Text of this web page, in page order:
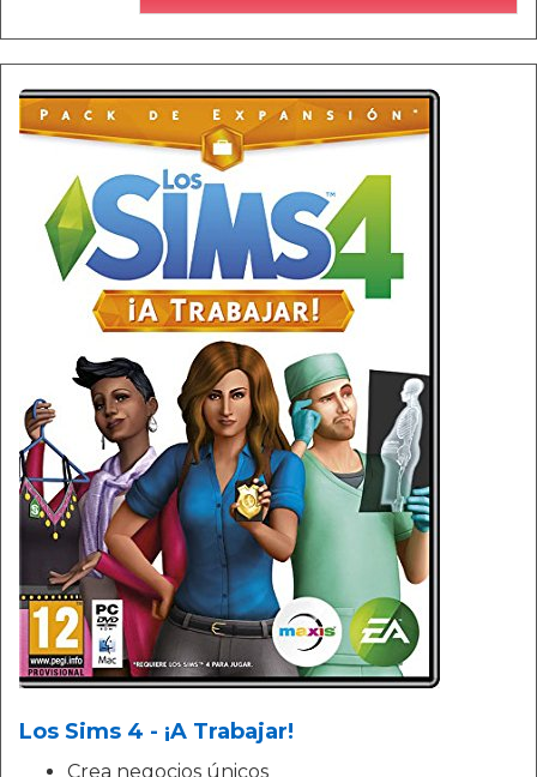
Los Sims 4 - ¡A Trabajar!
Crea negocios únicos